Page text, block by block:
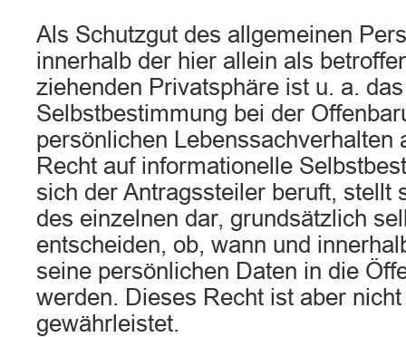
Als Schutzgut des allgemeinen
innerhalb der hier allein als
ziehenden Privatsphäre ist u. a.
Selbstbestimmung bei der
persönlichen Lebenssachverhalten
Recht auf informationelle
sich der Antragssteiler beruft, stellt
des einzelnen dar, grundsätzlich
entscheiden, ob, wann und
seine persönlichen Daten in die
werden. Dieses Recht ist aber
gewährleistet.